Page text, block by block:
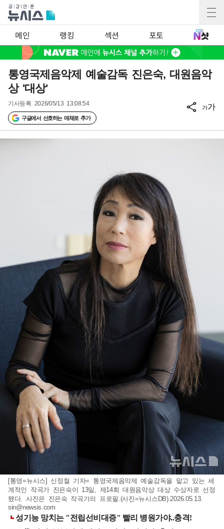
메인 랭킹 섹션 포토
통영국제음악제 예술감독 진은숙, 대원음악
상 '대상'
기사등록 2026/05/13 13:08:54
구글에서 선호하는 매체로 추가
가가
[통영=뉴시스] 신정철 기자= 통영국제음악제 예술감독을 맡고 있는 세
계적인 작곡가 진은숙이 13일, 제14회 대원음악상 대상 수상자로 선정
됐다. 사진은 진은숙 작곡가의 프로필.(사진=뉴시스DB).2026.05.13.
sin@newsis.com